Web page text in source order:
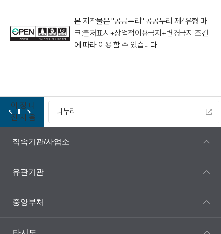
본 저작물은 "공공누리"공공누리 제4유형 마
크:출처표시+상업적이용금지+변경금지 조건
에 따라 이용 할 수 있습니다.
이
전
정
지
다
음
다누리
직속기관/사업소
유관기관
중앙부처
타시도